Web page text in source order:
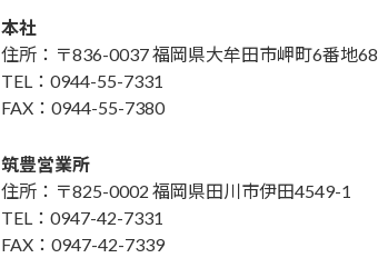
本社
住所：〒836-0037 福岡県大牟田市岬町6番地68
TEL：0944-55-7331
FAX：0944-55-7380
筑豊営業所
住所：〒825-0002 福岡県田川市伊田4549-1
TEL：0947-42-7331
FAX：0947-42-7339